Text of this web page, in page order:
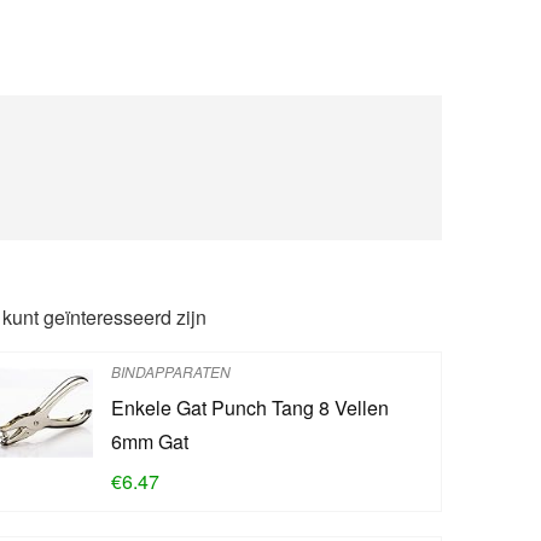
geïnteresseerd zijn
BINDAPPARATEN
Enkele Gat Punch Tang 8 Vellen
6mm Gat
€6.47